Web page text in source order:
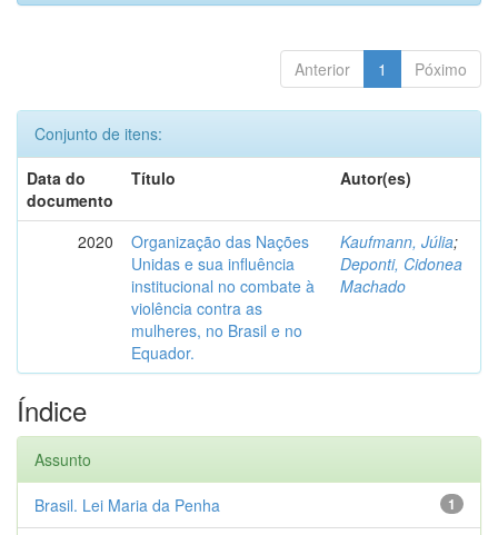
Anterior 1 Póximo
Conjunto de itens:
Data do
documento
Título Autor(es)
2020
Organização das Nações
Unidas e sua influência
institucional no combate à
violência contra as
mulheres, no Brasil e no
Equador.
Kaufmann, Júlia;
Deponti, Cidonea
Machado
Índice
Assunto
1
Brasil. Lei Maria da Penha